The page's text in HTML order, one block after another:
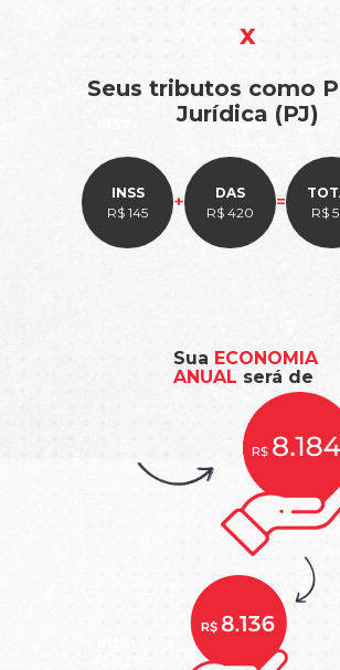
x
Seus tributos como
Jurídica (PJ)
INSS
R$ 145
+
DAS
R$ 420
=
R$
Sua ECONOMIA
ANUAL será de